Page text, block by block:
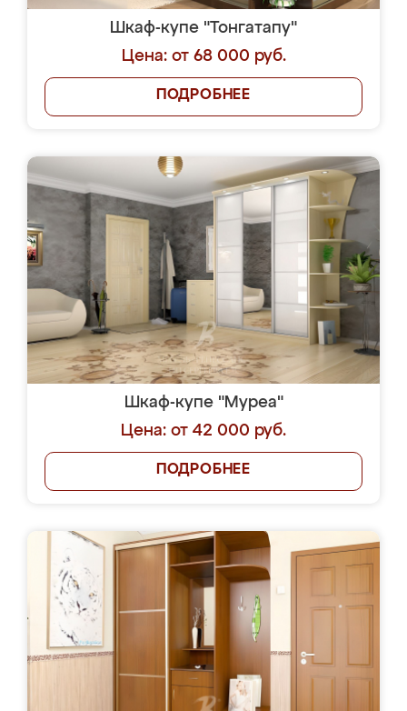
Шкаф-купе "Тонгатапу"
Цена: от 68 000 руб.
ПОДРОБНЕЕ
Шкаф-купе "Муреа"
Цена: от 42 000 руб.
ПОДРОБНЕЕ